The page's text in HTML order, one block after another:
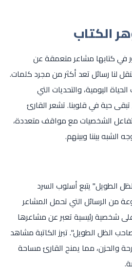
الكتاب
في كتابها مشاعر متعمقة عن
لنا رسائل تعد أكثر من مجرد كلمات.
اليومية، والتحديات التي
تبقى حية في قلوبنا. تشعر القارئ
تفاعل الشخصيات مع مواقف متعددة،
الشبه بيننا وبينهم.
الطويل" يتبع أسلوب السرد
من الرسائل التي تحمل المشاعر
على شخصية رئيسية تعبر عن مشاعرها
الظل الطويل". تبرز الكاتبة مشاهد
والحزن، مما يمنح القارئ مساحة